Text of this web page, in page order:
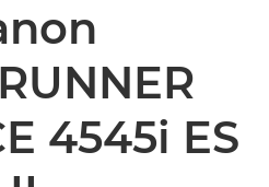
Impressoras multifuncionais - Impressoras multifunções
4545i ES